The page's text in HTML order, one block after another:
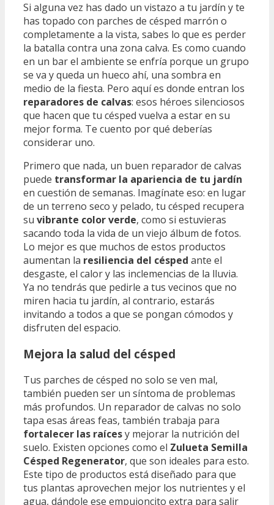
Si alguna vez has dado un vistazo a tu jardín y te
has topado con parches de césped marrón o
completamente a la vista, sabes lo que es perder
la batalla contra una zona calva. Es como cuando
en un bar el ambiente se enfría porque un grupo
se va y queda un hueco ahí, una sombra en
medio de la fiesta. Pero aquí es donde entran los
reparadores de calvas: esos héroes silenciosos
que hacen que tu césped vuelva a estar en su
mejor forma. Te cuento por qué deberías
considerar uno.
Primero que nada, un buen reparador de calvas
puede transformar la apariencia de tu jardín
en cuestión de semanas. Imagínate eso: en lugar
de un terreno seco y pelado, tu césped recupera
su vibrante color verde, como si estuvieras
sacando toda la vida de un viejo álbum de fotos.
Lo mejor es que muchos de estos productos
aumentan la resiliencia del césped ante el
desgaste, el calor y las inclemencias de la lluvia.
Ya no tendrás que pedirle a tus vecinos que no
miren hacia tu jardín, al contrario, estarás
invitando a todos a que se pongan cómodos y
disfruten del espacio.
Mejora la salud del césped
Tus parches de césped no solo se ven mal,
también pueden ser un síntoma de problemas
más profundos. Un reparador de calvas no solo
tapa esas áreas feas, también trabaja para
fortalecer las raícesy mejorar la nutrición del
suelo. Existen opciones como el Zulueta Semilla
Césped Regenerator, que son ideales para esto.
Este tipo de productos está diseñado para que
tus plantas aprovechen mejor los nutrientes y el
agua, dándole ese empujoncito extra para salir